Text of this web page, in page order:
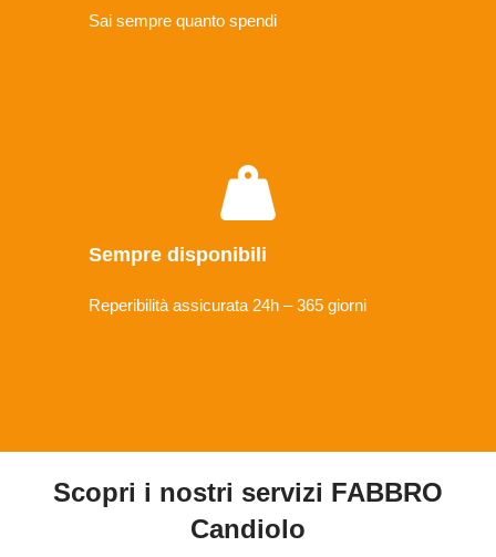
Sai sempre quanto spendi
Sempre disponibili
Reperibilità assicurata 24h – 365 giorni
Scopri i nostri servizi FABBRO
Candiolo